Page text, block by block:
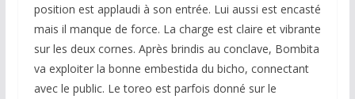
position est applaudi à son entrée. Lui aussi est encasté
mais il manque de force. La charge est claire et vibrante
sur les deux cornes. Après brindis au conclave, Bombita
va exploiter la bonne embestida du bicho, connectant
avec le public. Le toreo est parfois donné sur le